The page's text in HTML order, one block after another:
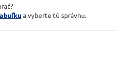
a vyberte tú správnu.